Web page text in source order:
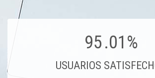
95.01%
USUARIOS